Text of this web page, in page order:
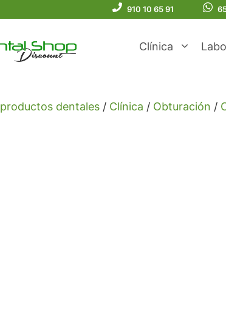
910 10 65 91
Clínica
dentales / Clínica / Obturación /